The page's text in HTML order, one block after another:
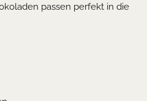
passen perfekt in die